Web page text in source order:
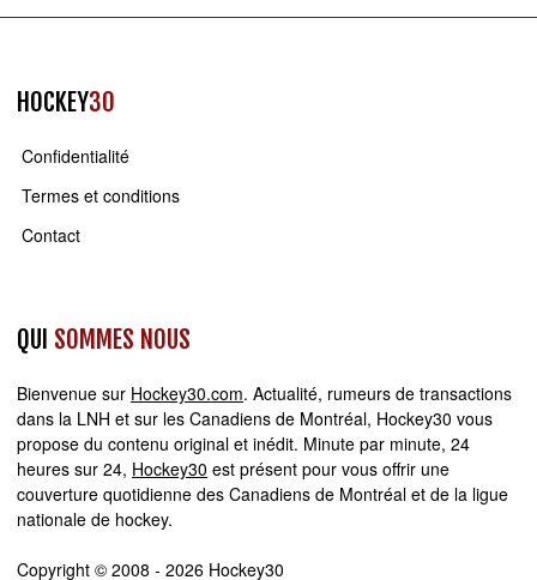
HOCKEY30
Confidentialité
Termes et conditions
Contact
QUI SOMMES NOUS
Bienvenue sur Hockey30.com. Actualité, rumeurs de transactions
dans la LNH et sur les Canadiens de Montréal, Hockey30 vous
propose du contenu original et inédit. Minute par minute, 24
heures sur 24, Hockey30 est présent pour vous offrir une
couverture quotidienne des Canadiens de Montréal et de la ligue
nationale de hockey.
Copyright © 2008 - 2026 Hockey30